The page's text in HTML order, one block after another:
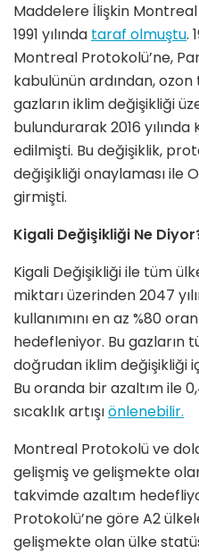
Maddelere İlişkin
1991 yılında taraf olmuştu.
Montreal Protokolü’ne,
kabulünün ardından,
gazların iklim değişikliği
bulundurarak 2016
edilmişti. Bu değişiklik,
değişikliği onaylaması ile
girmişti.
Kigali Değişikliği Ne
Kigali Değişikliği ile tüm
miktarı üzerinden 2047
kullanımını en az %80
hedefleniyor. Bu gazların
doğrudan iklim değişikliği
Bu oranda bir azaltım ile
sıcaklık artışıönlenebilir.
Montreal Protokolü ve
gelişmiş ve gelişmekte
takvimde azaltım
Protokolü’ne göre A2
gelişmekte olan ülke